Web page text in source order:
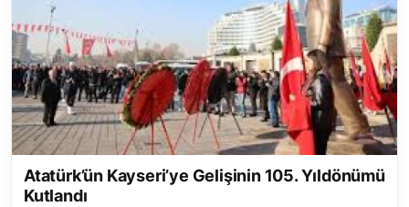
Atatürk’ün Kayseri’ye Gelişinin 105. Yıldönümü
Kutlandı